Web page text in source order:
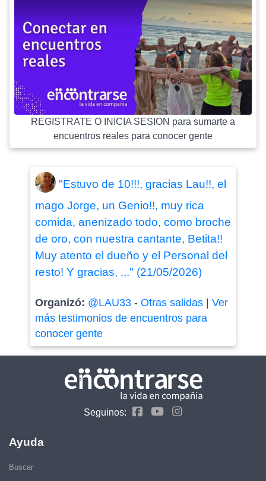
REGISTRATE O INICIA SESION para sumarte a
encuentros reales para conocer gente
"Estuvo de 10!!!, gracias Lau!!, el
mago Jorge, un Genio!!, muy rica
comida, anenizado todo, como broche
de oro, con nuestra cantante, Betita!!
Muy atento el dueño y el Personal del
resto! Y gracias, ..." (21/05/2026)
Organizó: @LAU33- Otras salidas| Ver
más testimonios de encuentros para
conocer gente
Seguinos:
Ayuda
Buscar